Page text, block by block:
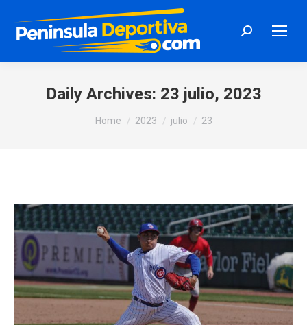
Search:
Daily Archives: 23 julio, 2023
You are here:
Home 2023 julio 23